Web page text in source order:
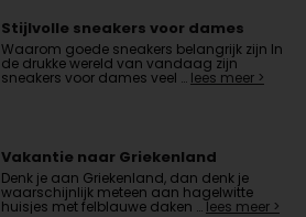
Stijlvolle sneakers voor dames
Waarom goede sneakers belangrijk zijn In
de drukke wereld van vandaag zijn
sneakers voor dames veel … lees meer >
Vakantie naar Griekenland
Denk je aan Griekenland, dan denk je
waarschijnlijk meteen aan hagelwitte
huisjes met felblauwe daken …lees meer >